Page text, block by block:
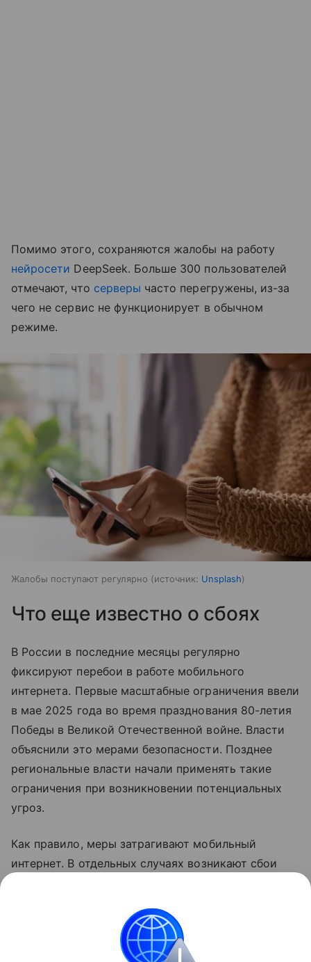
Помимо этого, сохраняются жалобы на работу
нейросети DeepSeek. Больше 300 пользователей
отмечают, что серверы часто перегружены, из-за
чего не сервис не функционирует в обычном
режиме.
Жалобы поступают регулярно источник: Unsplash
Что еще известно о сбоях
В России в последние месяцы регулярно
фиксируют перебои в работе мобильного
интернета. Первые масштабные ограничения ввели
в мае 2025 года во время празднования 80-летия
Победы в Великой Отечественной войне. Власти
объяснили это мерами безопасности. Позднее
региональные власти начали применять такие
ограничения при возникновении потенциальных
угроз.
Как правило, меры затрагивают мобильный
интернет. В отдельных случаях возникают сбои